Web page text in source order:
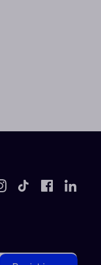
E-Mail